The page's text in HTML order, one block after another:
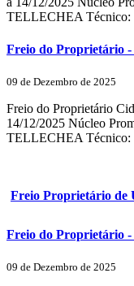
TELLECHEA Técnico:
Freio do Proprietário
09 de Dezembro de 2025
Freio do Proprietário
14/12/2025 Núcleo
TELLECHEA Técnico:
Freio Proprietário de
Freio do Proprietário -
09 de Dezembro de 2025